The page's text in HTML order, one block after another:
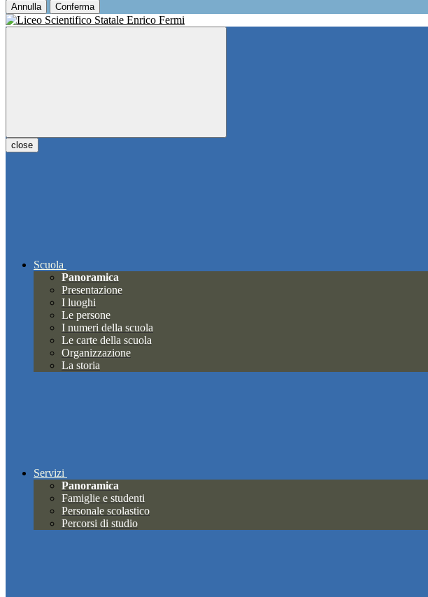
Annulla Conferma
close
Scuola
Panoramica
Presentazione
I luoghi
Le persone
I numeri della scuola
Le carte della scuola
Organizzazione
La storia
Servizi
Panoramica
Famiglie e studenti
Personale scolastico
Percorsi di studio